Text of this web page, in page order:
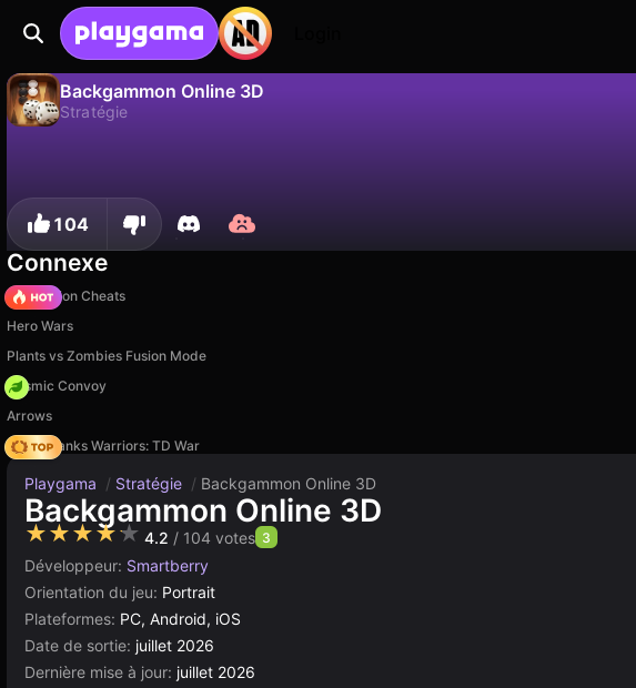
Backgammon Online 3D
Stratégie
104
Connexe
PVZ Fusion Cheats
Hero Wars
Plants vs Zombies Fusion Mode
Cosmic Convoy
Arrows
Age of Tanks Warriors: TD War
Playgama / Stratégie / Backgammon Online 3D
Backgammon Online 3D
★★★★★ 4.2 / 104 votes 3
Développeur: Smartberry
Orientation du jeu: Portrait
Plateformes: PC, Android, iOS
Date de sortie: juillet 2026
Dernière mise à jour: juillet 2026